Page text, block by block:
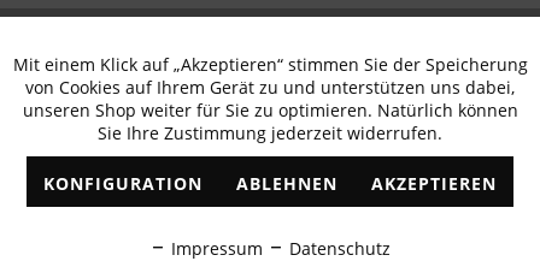
erhalten
✓ Exklusive Angebote ✓ Die aktuellsten Trends
Funktionale Aktiv
Marketing Inaktiv
Tracking Inaktiv
Mit einem Klick auf „Akzeptieren“ stimmen Sie der Speicherung
von Cookies auf Ihrem Gerät zu und unterstützen uns dabei,
unseren Shop weiter für Sie zu optimieren. Natürlich können
Sie Ihre Zustimmung jederzeit widerrufen.
KONFIGURATION ABLEHNEN AKZEPTIEREN
Impressum Datenschutz